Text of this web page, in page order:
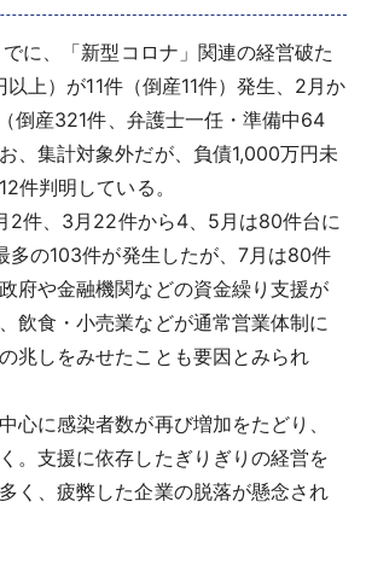
導入事例
採用情報
よくあるご質問
English
に、「新型コロナ」関連の経営破た
上）が11件（倒産11件）発生、2月か
倒産321件、弁護士一任・準備中64
、集計対象外だが、負債1,000万円未
件判明している。
2件、3月22件から4、5月は80件台に
多の103件が発生したが、7月は80件
府や金融機関などの資金繰り支援が
飲食・小売業などが通常営業体制に
兆しをみせたことも要因とみられ
心に感染者数が再び増加をたどり、
。支援に依存したぎりぎりの経営を
く、疲弊した企業の脱落が懸念され